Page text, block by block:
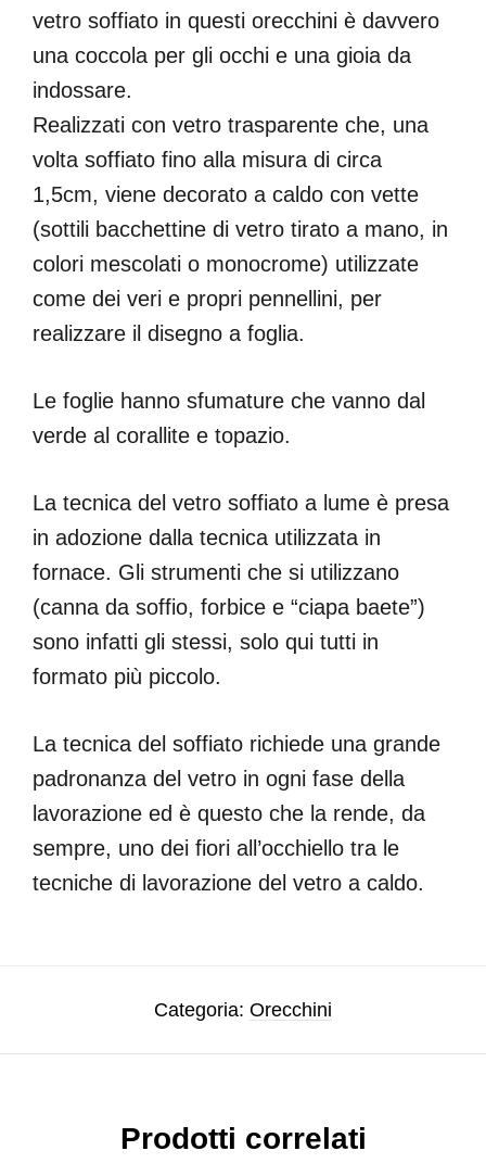
vetro soffiato in questi orecchini è davvero
una coccola per gli occhi e una gioia da
indossare.
Realizzati con vetro trasparente che, una
volta soffiato fino alla misura di circa
1,5cm, viene decorato a caldo con vette
(sottili bacchettine di vetro tirato a mano, in
colori mescolati o monocrome) utilizzate
come dei veri e propri pennellini, per
realizzare il disegno a foglia.
Le foglie hanno sfumature che vanno dal
verde al corallite e topazio.
La tecnica del vetro soffiato a lume è presa
in adozione dalla tecnica utilizzata in
fornace. Gli strumenti che si utilizzano
(canna da soffio, forbice e “ciapa baete”)
sono infatti gli stessi, solo qui tutti in
formato più piccolo.
La tecnica del soffiato richiede una grande
padronanza del vetro in ogni fase della
lavorazione ed è questo che la rende, da
sempre, uno dei fiori all’occhiello tra le
tecniche di lavorazione del vetro a caldo.
Categoria: Orecchini
Prodotti correlati